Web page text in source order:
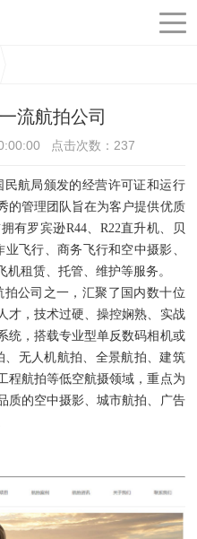
流航拍公司
点击次数： 237
民航局颁发的经营许可证和运行
的管理团队旨在为客户提供优质
有罗宾逊R44、 R22直升机、贝
飞行、商务飞行和空中摄影、
租赁、托管、维护等服务。
拍公司之一，汇聚了国内数十位
才，技术过硬、操控娴熟、实战
统，搭载专业型单反数码相机或
、无人机航拍、全景航拍、建筑
程航拍等低空航摄领域，重点为
质的空中摄影、城市航拍、广告